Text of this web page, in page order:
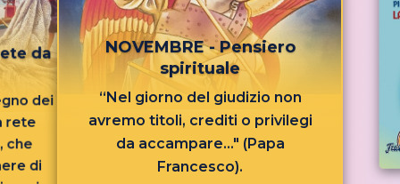
da
dei
rete
che
di
NOVEMBRE - Pensiero
spirituale
“Nel giorno del giudizio non
avremo titoli, crediti o privilegi
da accampare..." (Papa
Francesco).